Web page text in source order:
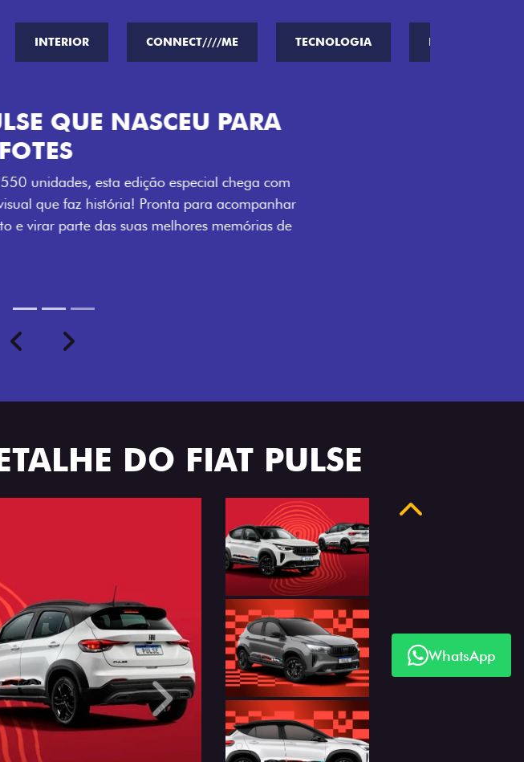
INTERIOR CONNECT////ME TECNOLOGIA PERFORMANCE
COM ENERGIA LOLLABR
Se liga no que compõe a identidade exclusiva do festival: série
numerada, adesivo lateral LollaBR e a soleira temática que reforçam
a exclusividade, enquanto os detalhes escurecidos, o teto bicolor e as
rodas de liga-leve aro 16” em preto brilhante completam o visual
com ainda mais estilo.
PreviousNext
DO FIAT PULSE
Próximo
Anterior
WhatsApp